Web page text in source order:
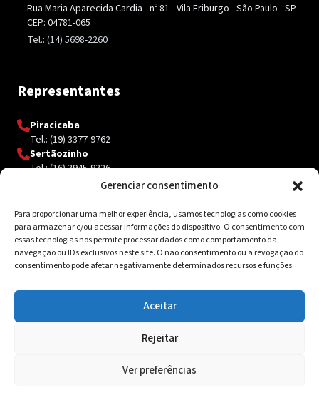
Gerenciar consentimento
Para proporcionar uma melhor experiência, usamos tecnologias como cookies
para armazenar e/ou acessar informações do dispositivo. O consentimento com
essas tecnologias nos permite processar dados como comportamento da
navegação ou IDs exclusivos neste site. O não consentimento ou a revogação do
consentimento pode afetar negativamente determinados recursos e funções.
Aceitar
Rejeitar
Ver preferências
Rua Maria Aparecida Cardia - nº 81 - Vila Friburgo - São Paulo - SP -
CEP: 04781-065
Tel.: (14) 5698-2260
Representantes
Piracicaba
Tel.: (19) 3377-9762
Sertãozinho
Tel.: (16) 3945-9326
Contato
Av. Inácio Curi, 3340 Jardim Sanzovo CEP: 17.204-350
(14) 98159-0142
© 2026 Ksolda. Todos os direitos reservados. Site by